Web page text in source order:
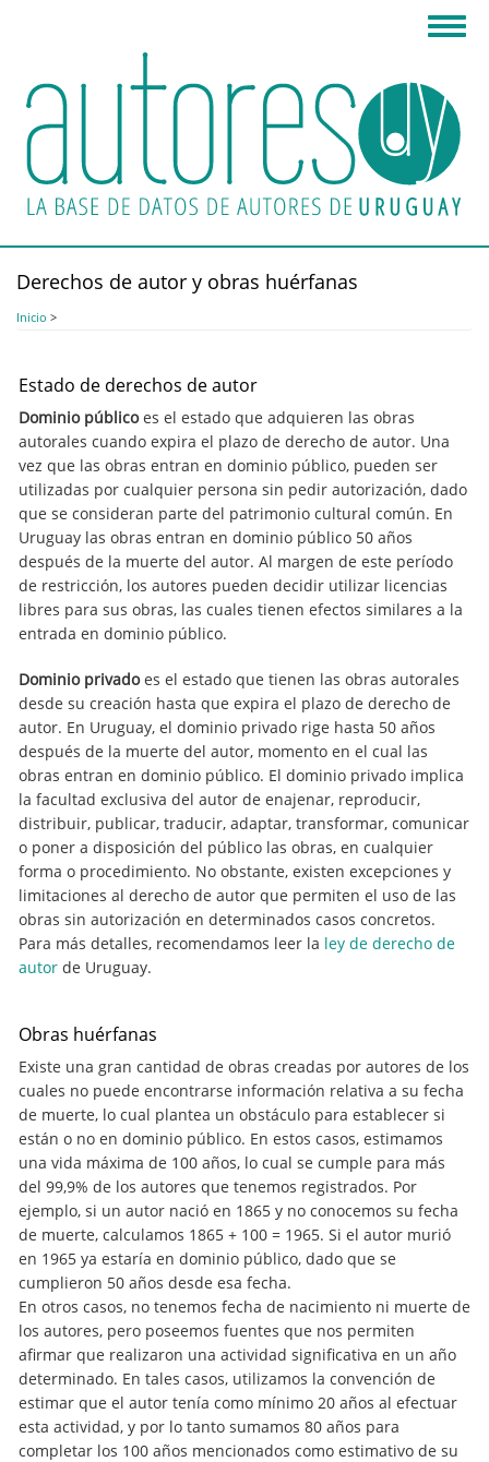
principal
Derechos de autor y obras huérfanas
Inicio >
Estado de derechos de autor
Dominio públicoes el estado que adquieren las obras
autorales cuando expira el plazo de derecho de autor. Una
vez que las obras entran en dominio público, pueden ser
utilizadas por cualquier persona sin pedir autorización, dado
que se consideran parte del patrimonio cultural común. En
Uruguay las obras entran en dominio público 50 años
después de la muerte del autor. Al margen de este período
de restricción, los autores pueden decidir utilizar licencias
libres para sus obras, las cuales tienen efectos similares a la
entrada en dominio público.
Dominio privadoes el estado que tienen las obras autorales
desde su creación hasta que expira el plazo de derecho de
autor. En Uruguay, el dominio privado rige hasta 50 años
después de la muerte del autor, momento en el cual las
obras entran en dominio público. El dominio privado implica
la facultad exclusiva del autor de enajenar, reproducir,
distribuir, publicar, traducir, adaptar, transformar, comunicar
o poner a disposición del público las obras, en cualquier
forma o procedimiento. No obstante, existen excepciones y
limitaciones al derecho de autor que permiten el uso de las
obras sin autorización en determinados casos concretos.
Para más detalles, recomendamos leer la ley de derecho de
autor de Uruguay.
Obras huérfanas
Existe una gran cantidad de obras creadas por autores de los
cuales no puede encontrarse información relativa a su fecha
de muerte, lo cual plantea un obstáculo para establecer si
están o no en dominio público. En estos casos, estimamos
una vida máxima de 100 años, lo cual se cumple para más
del 99,9% de los autores que tenemos registrados. Por
ejemplo, si un autor nació en 1865 y no conocemos su fecha
de muerte, calculamos 1865 + 100 = 1965. Si el autor murió
en 1965 ya estaría en dominio público, dado que se
cumplieron 50 años desde esa fecha.
En otros casos, no tenemos fecha de nacimiento ni muerte de
los autores, pero poseemos fuentes que nos permiten
afirmar que realizaron una actividad significativa en un año
determinado. En tales casos, utilizamos la convención de
estimar que el autor tenía como mínimo 20 años al efectuar
esta actividad, y por lo tanto sumamos 80 años para
completar los 100 años mencionados como estimativo de su